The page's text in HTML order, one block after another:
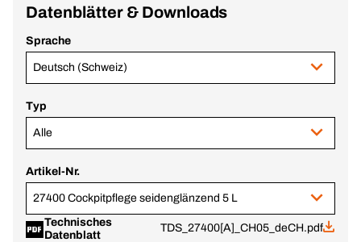
Datenblätter & Downloads
Sprache
Deutsch (Schweiz)
Typ
Alle
Artikel-Nr.
27400 Cockpitpflege seidenglänzend 5 L
Technisches
Datenblatt
TDS_27400[A]_CH05_deCH.pdf